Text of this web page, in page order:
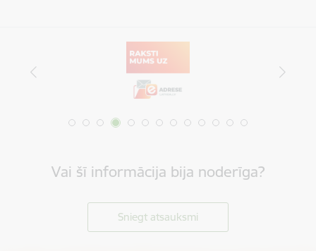
Vai šī informācija bija noderīga?
Sniegt atsauksmi